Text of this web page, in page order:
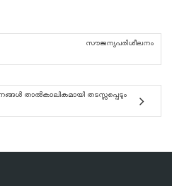
സൗജന്യപരിശീലനം
താൽകാലികമായി തടസ്സപ്പെടും